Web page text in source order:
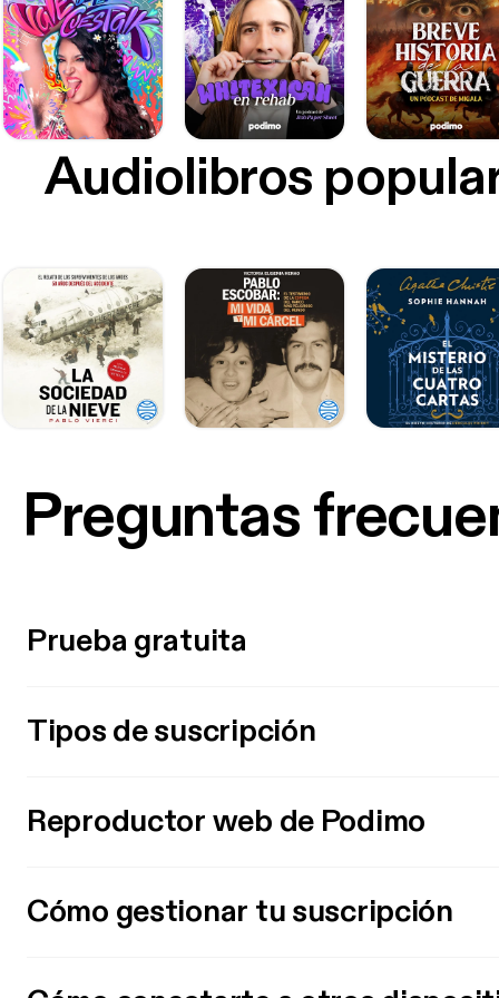
Audiolibros
Preguntas
Prueba gratuita
Tipos de suscripción
Reproductor web de Podimo
Cómo gestionar tu suscripción